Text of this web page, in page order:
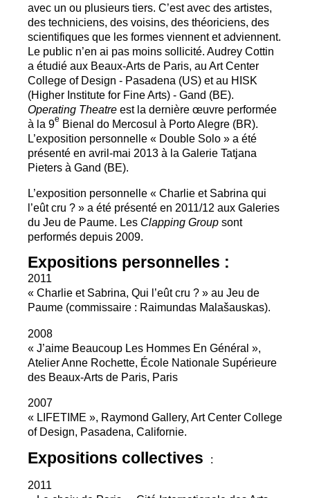
avec un ou plusieurs tiers. C’est avec des artistes,
des techniciens, des voisins, des théoriciens, des
scientifiques que les formes viennent et adviennent.
Le public n’en ai pas moins sollicité. Audrey Cottin
a étudié aux Beaux-Arts de Paris, au Art Center
College of Design - Pasadena (US) et au HISK
(Higher Institute for Fine Arts) - Gand (BE).
Operating Theatre est la dernière œuvre performée
à la 9e Bienal do Mercosul à Porto Alegre (BR).
L’exposition personnelle « Double Solo » a été
présenté en avril-mai 2013 à la Galerie Tatjana
Pieters à Gand (BE).
L’exposition personnelle « Charlie et Sabrina qui
l’eût cru ? » a été présenté en 2011/12 aux Galeries
du Jeu de Paume. Les Clapping Group sont
performés depuis 2009.
Expositions personnelles :
2011
« Charlie et Sabrina, Qui l’eût cru ? » au Jeu de
Paume (commissaire : Raimundas Malašauskas).
2008
« J’aime Beaucoup Les Hommes En Général »,
Atelier Anne Rochette, École Nationale Supérieure
des Beaux-Arts de Paris, Paris
2007
« LIFETIME », Raymond Gallery, Art Center College
of Design, Pasadena, Californie.
Expositions collectives :
2011